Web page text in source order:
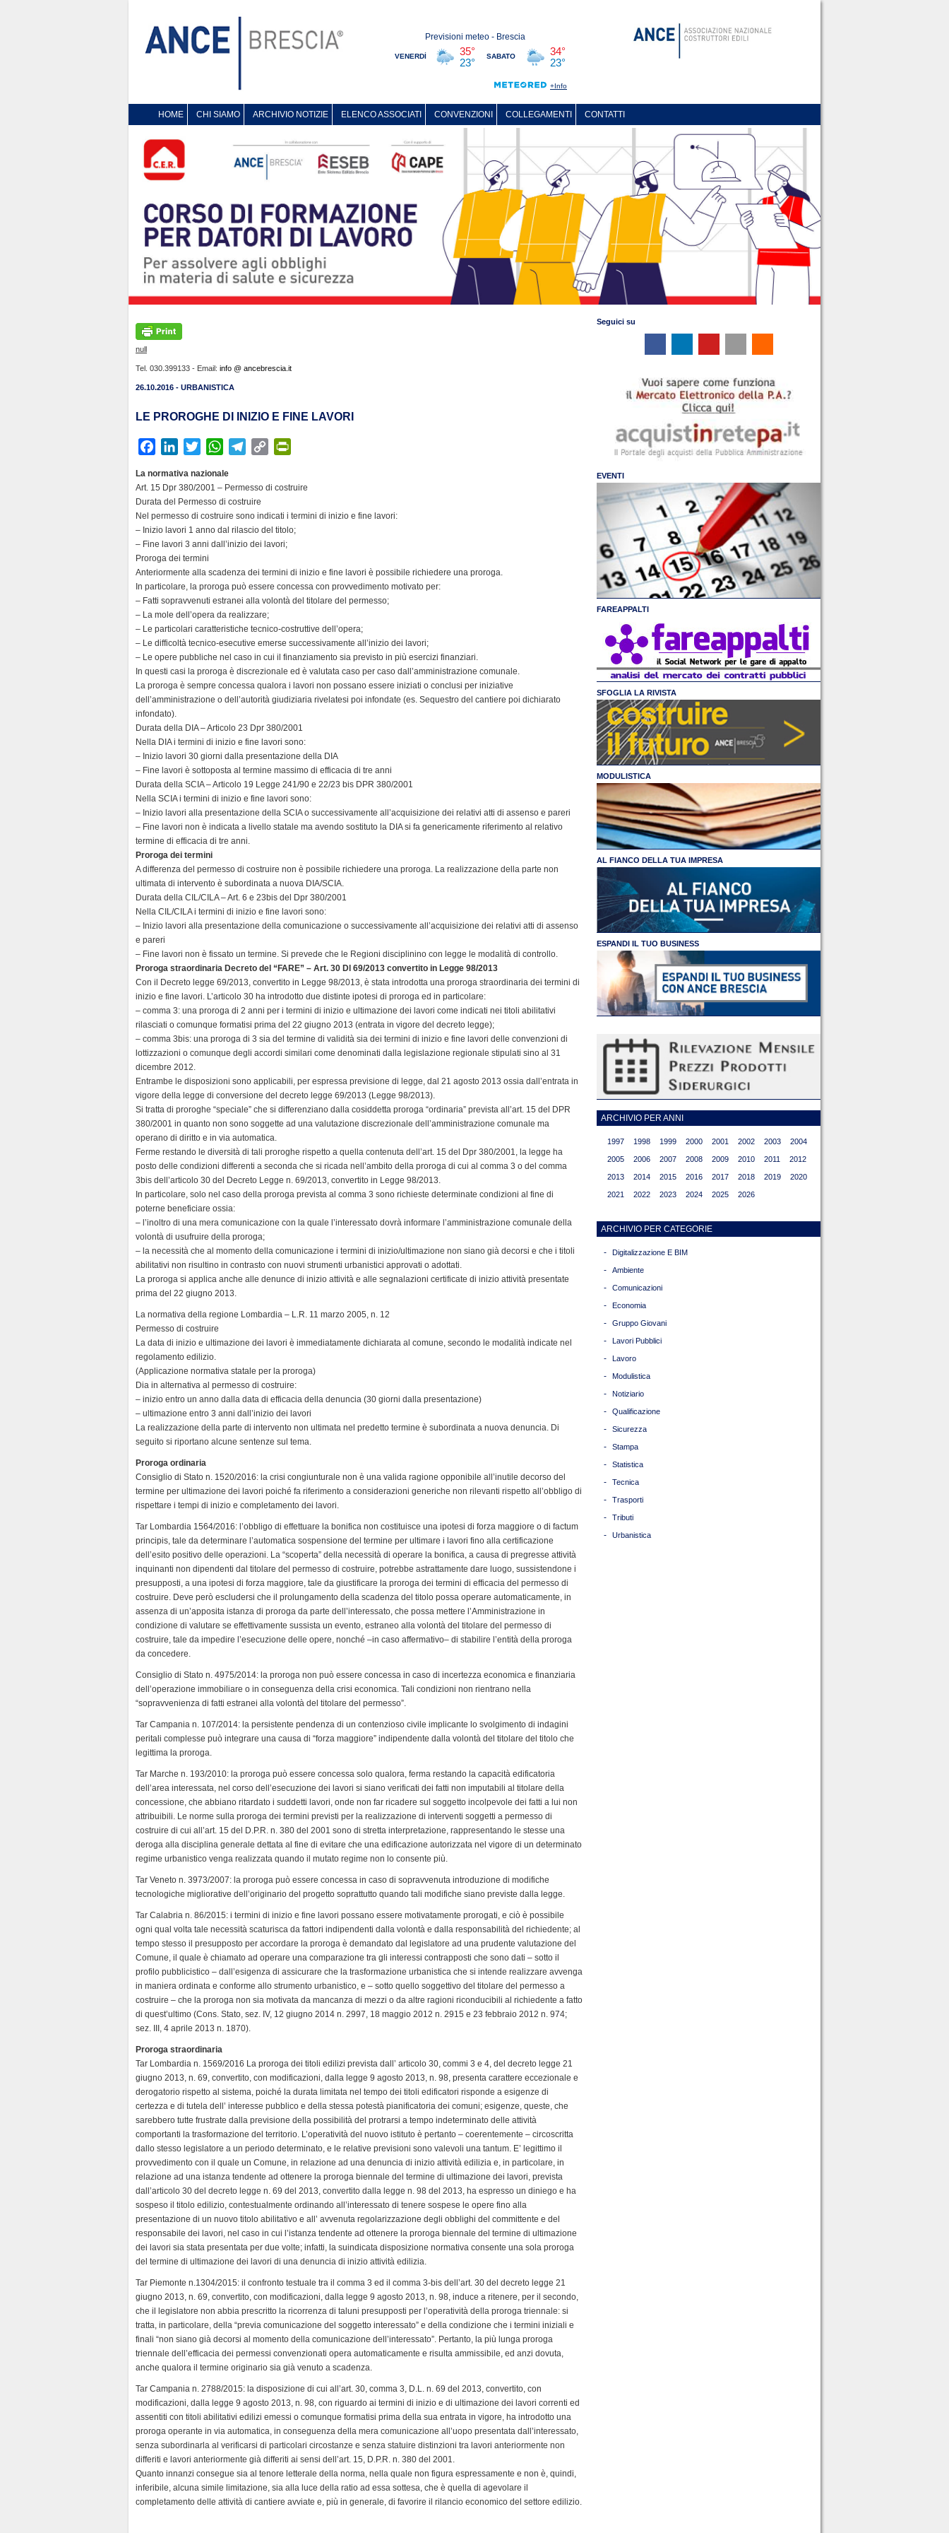
HOME CHI SIAMO ARCHIVIO NOTIZIE ELENCO ASSOCIATI CONVENZIONI COLLEGAMENTI CONTATTI
null
Tel. 030.399133 - Email: info @ ancebrescia.it
26.10.2016 - URBANISTICA
LE PROROGHE DI INIZIO E FINE LAVORI
c
e
b
o
o
k
n
k
e
d
I
n
i
t
t
e
r
W
a
t
s
A
p
e
g
r
a
C
L
i
n
t
F
e
n
l
y
La normativa nazionale
Art. 15 Dpr 380/2001 – Permesso di costruire
Durata del Permesso di costruire
Nel permesso di costruire sono indicati i termini di inizio e fine lavori:
– Inizio lavori 1 anno dal rilascio del titolo;
– Fine lavori 3 anni dall’inizio dei lavori;
Proroga dei termini
Anteriormente alla scadenza dei termini di inizio e fine lavori è possibile richiedere una proroga.
In particolare, la proroga può essere concessa con provvedimento motivato per:
– Fatti sopravvenuti estranei alla volontà del titolare del permesso;
– La mole dell’opera da realizzare;
– Le particolari caratteristiche tecnico-costruttive dell’opera;
– Le difficoltà tecnico-esecutive emerse successivamente all’inizio dei lavori;
– Le opere pubbliche nel caso in cui il finanziamento sia previsto in più esercizi finanziari.
In questi casi la proroga è discrezionale ed è valutata caso per caso dall’amministrazione comunale.
La proroga è sempre concessa qualora i lavori non possano essere iniziati o conclusi per iniziative
dell’amministrazione o dell’autorità giudiziaria rivelatesi poi infondate (es. Sequestro del cantiere poi dichiarato
infondato).
Durata della DIA – Articolo 23 Dpr 380/2001
Nella DIA i termini di inizio e fine lavori sono:
– Inizio lavori 30 giorni dalla presentazione della DIA
– Fine lavori è sottoposta al termine massimo di efficacia di tre anni
Durata della SCIA – Articolo 19 Legge 241/90 e 22/23 bis DPR 380/2001
Nella SCIA i termini di inizio e fine lavori sono:
– Inizio lavori alla presentazione della SCIA o successivamente all’acquisizione dei relativi atti di assenso e pareri
– Fine lavori non è indicata a livello statale ma avendo sostituto la DIA si fa genericamente riferimento al relativo
termine di efficacia di tre anni.
Proroga dei termini
A differenza del permesso di costruire non è possibile richiedere una proroga. La realizzazione della parte non
ultimata di intervento è subordinata a nuova DIA/SCIA.
Durata della CIL/CILA – Art. 6 e 23bis del Dpr 380/2001
Nella CIL/CILA i termini di inizio e fine lavori sono:
– Inizio lavori alla presentazione della comunicazione o successivamente all’acquisizione dei relativi atti di assenso
e pareri
– Fine lavori non è fissato un termine. Si prevede che le Regioni disciplinino con legge le modalità di controllo.
Proroga straordinaria Decreto del “FARE” – Art. 30 Dl 69/2013 convertito in Legge 98/2013
Con il Decreto legge 69/2013, convertito in Legge 98/2013, è stata introdotta una proroga straordinaria dei termini di
inizio e fine lavori. L’articolo 30 ha introdotto due distinte ipotesi di proroga ed in particolare:
– comma 3: una proroga di 2 anni per i termini di inizio e ultimazione dei lavori come indicati nei titoli abilitativi
rilasciati o comunque formatisi prima del 22 giugno 2013 (entrata in vigore del decreto legge);
– comma 3bis: una proroga di 3 sia del termine di validità sia dei termini di inizio e fine lavori delle convenzioni di
lottizzazioni o comunque degli accordi similari come denominati dalla legislazione regionale stipulati sino al 31
dicembre 2012.
Entrambe le disposizioni sono applicabili, per espressa previsione di legge, dal 21 agosto 2013 ossia dall’entrata in
vigore della legge di conversione del decreto legge 69/2013 (Legge 98/2013).
Si tratta di proroghe “speciale” che si differenziano dalla cosiddetta proroga “ordinaria” prevista all’art. 15 del DPR
380/2001 in quanto non sono soggette ad una valutazione discrezionale dell’amministrazione comunale ma
operano di diritto e in via automatica.
Ferme restando le diversità di tali proroghe rispetto a quella contenuta dell’art. 15 del Dpr 380/2001, la legge ha
posto delle condizioni differenti a seconda che si ricada nell’ambito della proroga di cui al comma 3 o del comma
3bis dell’articolo 30 del Decreto Legge n. 69/2013, convertito in Legge 98/2013.
In particolare, solo nel caso della proroga prevista al comma 3 sono richieste determinate condizioni al fine di
poterne beneficiare ossia:
– l’inoltro di una mera comunicazione con la quale l’interessato dovrà informare l’amministrazione comunale della
volontà di usufruire della proroga;
– la necessità che al momento della comunicazione i termini di inizio/ultimazione non siano già decorsi e che i titoli
abilitativi non risultino in contrasto con nuovi strumenti urbanistici approvati o adottati.
La proroga si applica anche alle denunce di inizio attività e alle segnalazioni certificate di inizio attività presentate
prima del 22 giugno 2013.
La normativa della regione Lombardia – L.R. 11 marzo 2005, n. 12
Permesso di costruire
La data di inizio e ultimazione dei lavori è immediatamente dichiarata al comune, secondo le modalità indicate nel
regolamento edilizio.
(Applicazione normativa statale per la proroga)
Dia in alternativa al permesso di costruire:
– inizio entro un anno dalla data di efficacia della denuncia (30 giorni dalla presentazione)
– ultimazione entro 3 anni dall’inizio dei lavori
La realizzazione della parte di intervento non ultimata nel predetto termine è subordinata a nuova denuncia. Di
seguito si riportano alcune sentenze sul tema.
Proroga ordinaria
Consiglio di Stato n. 1520/2016: la crisi congiunturale non è una valida ragione opponibile all’inutile decorso del
termine per ultimazione dei lavori poiché fa riferimento a considerazioni generiche non rilevanti rispetto all’obbligo di
rispettare i tempi di inizio e completamento dei lavori.
Tar Lombardia 1564/2016: l’obbligo di effettuare la bonifica non costituisce una ipotesi di forza maggiore o di factum
principis, tale da determinare l’automatica sospensione del termine per ultimare i lavori fino alla certificazione
dell’esito positivo delle operazioni. La “scoperta” della necessità di operare la bonifica, a causa di pregresse attività
inquinanti non dipendenti dal titolare del permesso di costruire, potrebbe astrattamente dare luogo, sussistendone i
presupposti, a una ipotesi di forza maggiore, tale da giustificare la proroga dei termini di efficacia del permesso di
costruire. Deve però escludersi che il prolungamento della scadenza del titolo possa operare automaticamente, in
assenza di un’apposita istanza di proroga da parte dell’interessato, che possa mettere l’Amministrazione in
condizione di valutare se effettivamente sussista un evento, estraneo alla volontà del titolare del permesso di
costruire, tale da impedire l’esecuzione delle opere, nonché –in caso affermativo– di stabilire l’entità della proroga
da concedere.
Consiglio di Stato n. 4975/2014: la proroga non può essere concessa in caso di incertezza economica e finanziaria
dell’operazione immobiliare o in conseguenza della crisi economica. Tali condizioni non rientrano nella
“sopravvenienza di fatti estranei alla volontà del titolare del permesso”.
Tar Campania n. 107/2014: la persistente pendenza di un contenzioso civile implicante lo svolgimento di indagini
peritali complesse può integrare una causa di “forza maggiore” indipendente dalla volontà del titolare del titolo che
legittima la proroga.
Tar Marche n. 193/2010: la proroga può essere concessa solo qualora, ferma restando la capacità edificatoria
dell’area interessata, nel corso dell’esecuzione dei lavori si siano verificati dei fatti non imputabili al titolare della
concessione, che abbiano ritardato i suddetti lavori, onde non far ricadere sul soggetto incolpevole dei fatti a lui non
attribuibili. Le norme sulla proroga dei termini previsti per la realizzazione di interventi soggetti a permesso di
costruire di cui all’art. 15 del D.P.R. n. 380 del 2001 sono di stretta interpretazione, rappresentando le stesse una
deroga alla disciplina generale dettata al fine di evitare che una edificazione autorizzata nel vigore di un determinato
regime urbanistico venga realizzata quando il mutato regime non lo consente più.
Tar Veneto n. 3973/2007: la proroga può essere concessa in caso di sopravvenuta introduzione di modifiche
tecnologiche migliorative dell’originario del progetto soprattutto quando tali modifiche siano previste dalla legge.
Tar Calabria n. 86/2015: i termini di inizio e fine lavori possano essere motivatamente prorogati, e ciò è possibile
ogni qual volta tale necessità scaturisca da fattori indipendenti dalla volontà e dalla responsabilità del richiedente; al
tempo stesso il presupposto per accordare la proroga è demandato dal legislatore ad una prudente valutazione del
Comune, il quale è chiamato ad operare una comparazione tra gli interessi contrapposti che sono dati – sotto il
profilo pubblicistico – dall’esigenza di assicurare che la trasformazione urbanistica che si intende realizzare avvenga
in maniera ordinata e conforme allo strumento urbanistico, e – sotto quello soggettivo del titolare del permesso a
costruire – che la proroga non sia motivata da mancanza di mezzi o da altre ragioni riconducibili al richiedente a fatto
di quest’ultimo (Cons. Stato, sez. IV, 12 giugno 2014 n. 2997, 18 maggio 2012 n. 2915 e 23 febbraio 2012 n. 974;
sez. III, 4 aprile 2013 n. 1870).
Proroga straordinaria
Tar Lombardia n. 1569/2016 La proroga dei titoli edilizi prevista dall’ articolo 30, commi 3 e 4, del decreto legge 21
giugno 2013, n. 69, convertito, con modificazioni, dalla legge 9 agosto 2013, n. 98, presenta carattere eccezionale e
derogatorio rispetto al sistema, poiché la durata limitata nel tempo dei titoli edificatori risponde a esigenze di
certezza e di tutela dell’ interesse pubblico e della stessa potestà pianificatoria dei comuni; esigenze, queste, che
sarebbero tutte frustrate dalla previsione della possibilità del protrarsi a tempo indeterminato delle attività
comportanti la trasformazione del territorio. L’operatività del nuovo istituto è pertanto – coerentemente – circoscritta
dallo stesso legislatore a un periodo determinato, e le relative previsioni sono valevoli una tantum. E’ legittimo il
provvedimento con il quale un Comune, in relazione ad una denuncia di inizio attività edilizia e, in particolare, in
relazione ad una istanza tendente ad ottenere la proroga biennale del termine di ultimazione dei lavori, prevista
dall’articolo 30 del decreto legge n. 69 del 2013, convertito dalla legge n. 98 del 2013, ha espresso un diniego e ha
sospeso il titolo edilizio, contestualmente ordinando all’interessato di tenere sospese le opere fino alla
presentazione di un nuovo titolo abilitativo e all’ avvenuta regolarizzazione degli obblighi del committente e del
responsabile dei lavori, nel caso in cui l’istanza tendente ad ottenere la proroga biennale del termine di ultimazione
dei lavori sia stata presentata per due volte; infatti, la suindicata disposizione normativa consente una sola proroga
del termine di ultimazione dei lavori di una denuncia di inizio attività edilizia.
Tar Piemonte n.1304/2015: il confronto testuale tra il comma 3 ed il comma 3-bis dell’art. 30 del decreto legge 21
giugno 2013, n. 69, convertito, con modificazioni, dalla legge 9 agosto 2013, n. 98, induce a ritenere, per il secondo,
che il legislatore non abbia prescritto la ricorrenza di taluni presupposti per l’operatività della proroga triennale: si
tratta, in particolare, della “previa comunicazione del soggetto interessato” e della condizione che i termini iniziali e
finali “non siano già decorsi al momento della comunicazione dell’interessato”. Pertanto, la più lunga proroga
triennale dell’efficacia dei permessi convenzionati opera automaticamente e risulta ammissibile, ed anzi dovuta,
anche qualora il termine originario sia già venuto a scadenza.
Tar Campania n. 2788/2015: la disposizione di cui all’art. 30, comma 3, D.L. n. 69 del 2013, convertito, con
modificazioni, dalla legge 9 agosto 2013, n. 98, con riguardo ai termini di inizio e di ultimazione dei lavori correnti ed
assentiti con titoli abilitativi edilizi emessi o comunque formatisi prima della sua entrata in vigore, ha introdotto una
proroga operante in via automatica, in conseguenza della mera comunicazione all’uopo presentata dall’interessato,
senza subordinarla al verificarsi di particolari circostanze e senza statuire distinzioni tra lavori anteriormente non
differiti e lavori anteriormente già differiti ai sensi dell’art. 15, D.P.R. n. 380 del 2001.
Quanto innanzi consegue sia al tenore letterale della norma, nella quale non figura espressamente e non è, quindi,
inferibile, alcuna simile limitazione, sia alla luce della ratio ad essa sottesa, che è quella di agevolare il
completamento delle attività di cantiere avviate e, più in generale, di favorire il rilancio economico del settore edilizio.
Seguici su
EVENTI
FAREAPPALTI
SFOGLIA LA RIVISTA
MODULISTICA
AL FIANCO DELLA TUA IMPRESA
ESPANDI IL TUO BUSINESS
ARCHIVIO PER ANNI
1997 1998 1999 2000 2001 2002 2003 2004
2005 2006 2007 2008 2009 2010 2011 2012
2013 2014 2015 2016 2017 2018 2019 2020
2021 2022 2023 2024 2025 2026
ARCHIVIO PER CATEGORIE
- Digitalizzazione E BIM
- Ambiente
- Comunicazioni
- Economia
- Gruppo Giovani
- Lavori Pubblici
- Lavoro
- Modulistica
- Notiziario
- Qualificazione
- Sicurezza
- Stampa
- Statistica
- Tecnica
- Trasporti
- Tributi
- Urbanistica